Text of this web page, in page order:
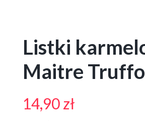
Listki
Maitre
14,90zł